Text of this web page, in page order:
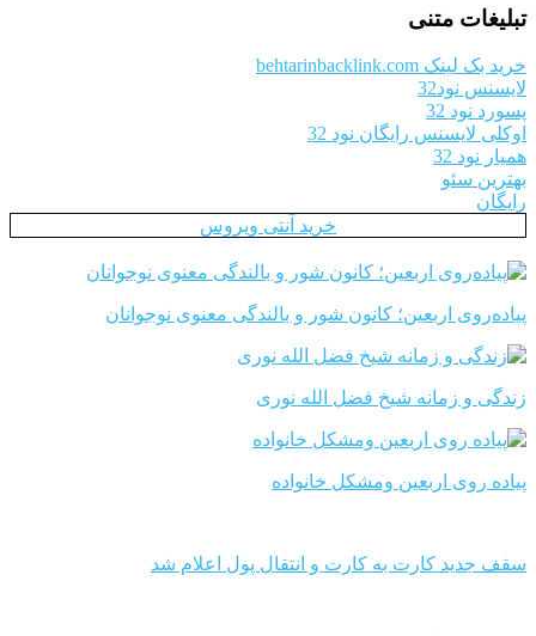
تبلیغات متنی
خرید بک لینک behtarinbacklink.com
لایسنس نود32
پسورد نود 32
اوکلی لایسنس رایگان نود 32
همیار نود 32
بهترین سئو
رایگان
خرید آنتی ویروس
پیاده‌روی اربعین؛ کانون شور و بالندگی معنوی نوجوانان
زندگی و زمانه شیخ فضل الله نوری
پیاده روی اربعین ومشکل خانواده
سقف جدید کارت به کارت و انتقال پول اعلام شد